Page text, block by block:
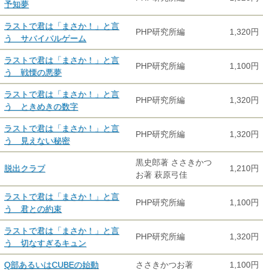
予知夢
ラストで君は「まさか！」と言
う サバイバルゲーム
PHP研究所編 1,320円
ラストで君は「まさか！」と言
う 戦慄の悪夢
PHP研究所編 1,100円
ラストで君は「まさか！」と言
う ときめきの数字
PHP研究所編 1,320円
ラストで君は「まさか！」と言
う 見えない秘密
PHP研究所編 1,320円
脱出クラブ
黒史郎著 ささきかつ
お著 萩原弓佳
1,210円
ラストで君は「まさか！」と言
う 君との約束
PHP研究所編 1,100円
ラストで君は「まさか！」と言
う 切なすぎるキュン
PHP研究所編 1,320円
Q部あるいはCUBEの始動 ささきかつお著 1,100円